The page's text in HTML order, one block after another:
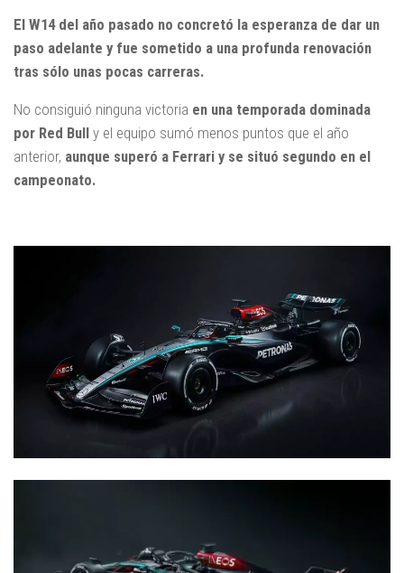
El W14 del año pasado no concretó la esperanza de dar un
paso adelante y fue sometido a una profunda renovación
tras sólo unas pocas carreras.
No consiguió ninguna victoria en una temporada dominada
por Red Bull y el equipo sumó menos puntos que el año
anterior, aunque superó a Ferrari y se situó segundo en el
campeonato.